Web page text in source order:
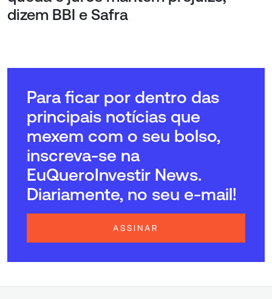
dizem BBI e Safra
Para ficar por dentro das
principais notícias que
mexem com o seu bolso,
inscreva-se na
EuQueroInvestir News.
Diariamente, no seu e-mail!
ASSINAR